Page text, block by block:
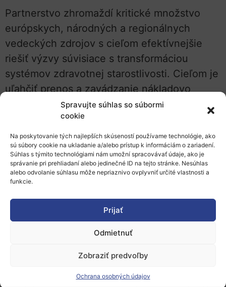
Spravujte súhlas so súbormi
cookie
Na poskytovanie tých najlepších skúseností používame technológie, ako
sú súbory cookie na ukladanie a/alebo prístup k informáciám o zariadení.
Súhlas s týmito technológiami nám umožní spracovávať údaje, ako je
správanie pri prehliadaní alebo jedinečné ID na tejto stránke. Nesúhlas
alebo odvolanie súhlasu môže nepriaznivo ovplyvniť určité vlastnosti a
funkcie.
Prijať
Odmietnuť
Zobraziť predvoľby
Ochrana osobných údajov
Partnerstvo zhromaždí kritické množstvo
európskych, národných a regionálnych
vedeckých zdrojov s cieľom efektívnejšie
riešiť výzvy súvisiace s transformáciou
systémov zdravotnej starostlivosti. Cieľom je
uľahčiť prenos a zavádzanie nákladovo
efektívnych technologických, servisných,
organizačných a politických inovácií.
Typ partnerstva: Spoločne financované
Partnermi môžu byť:Verejné zdravotnícke
inštitúcie na národnej a regionálne úrovni;
organizácie; farmaceutické spoločnosti, IKT
priemysel a spoločnosti zaoberajúce sa
Nadväznosť na predchádzajúce
partnerstvo v H2020:Nadväzuje na